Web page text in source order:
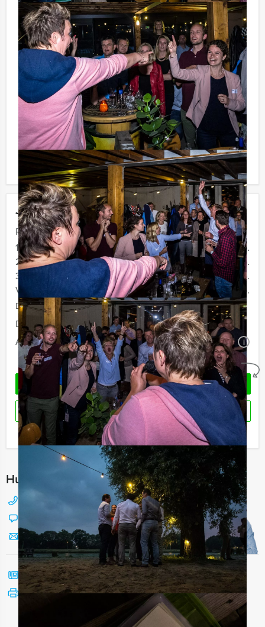
Jouw uitje
Prijs :
12 - 19 personen
€ 72,50 p.p.
20 - 29 personen
€ 69,50 p.p.
30 - 39 personen
€ 66,50 p.p.
Vanaf 40 personen
€ 64,50 p.p.
De prijzen zijn exclusief BTW
Duur:
4 uur
Aantal:
Minimaal 12 personen i
Geheel vrijblijvend
OFFERTE AANVRAGEN
RESERVEREN
Ik heb een vraag over dit uitje
Hulp nodig bij het kiezen?
088 428 81 17
Stuur ons een mailtje
Bel mij terug
Bekijk printbare versie
Handige tip:
Niet telkens uw knip hoeven trekken om uw drankje af
te rekenen? Voor € 13,50 per persoon per uur (excl.
BTW) kunt u gebruikmaken van het drankarrangement,
waarbij u onbeperkt kunt genieten van bier, fris,
huiswijn, koffie en thee. Zo komt u ook achteraf niet
voor verrassingen te staan!
Komt u niet aan het minimale aantal deelnemers? Als u
bereid bent voor het minimale aantal te betalen, kunt u
ook gewoon voor minder personen boeken!